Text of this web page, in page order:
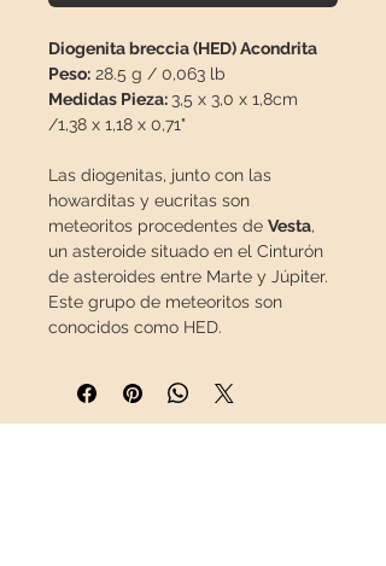
Diogenita breccia (HED) Acondrita
Peso: 28.5 g / 0,063 lb
Medidas Pieza: 3,5 x 3,0 x 1,8cm
/1,38 x 1,18 x 0,71"
Las diogenitas, junto con las
howarditas y eucritas son
meteoritos procedentes de Vesta,
un asteroide situado en el Cinturón
de asteroides entre Marte y Júpiter.
Este grupo de meteoritos son
conocidos como HED.
Las diogenitas son de
plutónico, es decir, que alguna vez
fueron lava, pero en lugar de ser